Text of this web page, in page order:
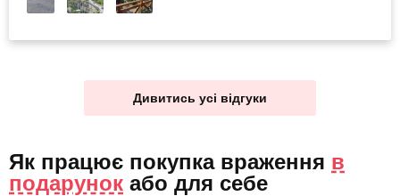
Дивитись усі відгуки
Як працює покупка враження в
подарунок або для себе